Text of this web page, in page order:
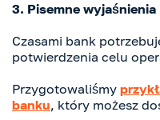
3. Pisemne wyjaśnienia
Czasami bank
potwierdzenia celu
Przygotowaliśmy
banku, który możesz